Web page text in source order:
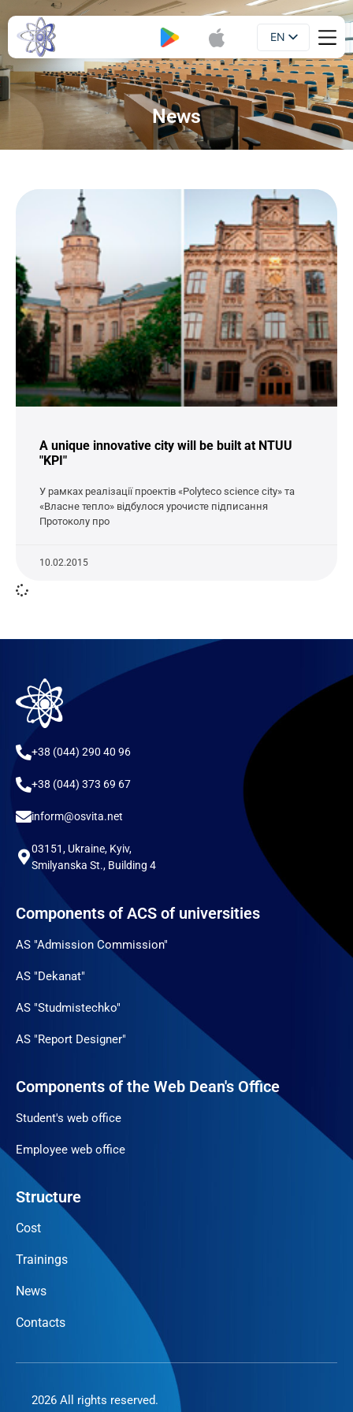
EN
UA
News
A unique innovative city will be built at NTUU
"KPI"
У рамках реалізації проектів «Polyteco science city» та
«Власне тепло» відбулося урочисте підписання
Протоколу про
10.02.2015
+38 (044) 290 40 96
+38 (044) 373 69 67
inform@osvita.net
03151, Ukraine, Kyiv,
Smilyanska St., Building 4
Components of ACS of universities
AS "Admission Commission"
AS "Dekanat"
AS "Studmistechko"
AS "Report Designer"
Components of the Web Dean's Office
Student's web office
Employee web office
Structure
Cost
Trainings
News
Contacts
2026 All rights reserved.